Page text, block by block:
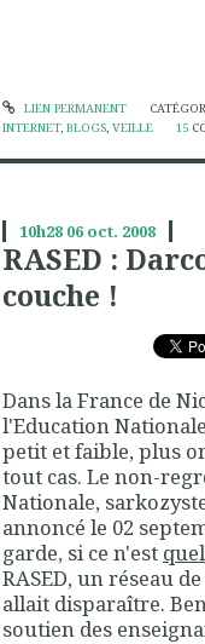
LIEN PERMANENT
INTERNET, BLOGS, VEILLE 15
10h28 06 oct. 2008
RASED :
couche !
Dans la France de
l'Education
petit et faible, plus
tout cas. Le non-
Nationale,
annoncé le 02
garde, si ce n'est
RASED, un réseau
allait disparaître.
soutien des